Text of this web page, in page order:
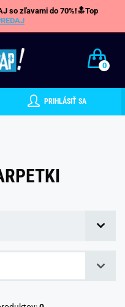
so zľavami do 70%!🔝Top
0
PRIHLÁSIŤ SA